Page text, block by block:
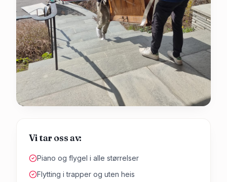
Vi tar oss av:
Piano og flygel i alle størrelser
Flytting i trapper og uten heis